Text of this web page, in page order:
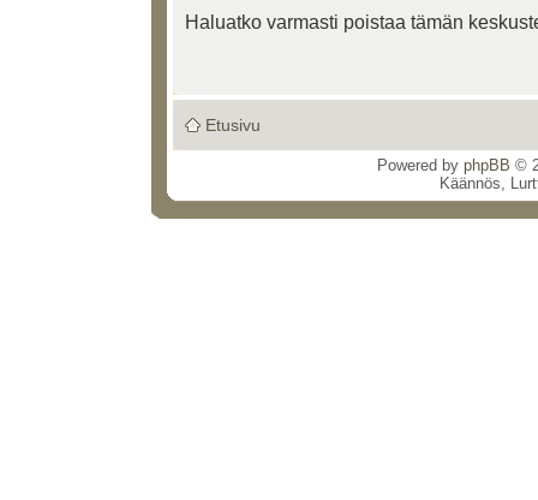
Haluatko varmasti poistaa tämän
Etusivu
Powered by phpBB ©
Käännös,